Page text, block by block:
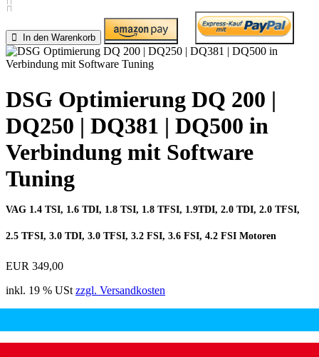
In den Warenkorb
DSG Optimierung DQ 200 |
DQ250 | DQ381 | DQ500 in
Verbindung mit Software
Tuning
VAG 1.4 TSI, 1.6 TDI, 1.8 TSI, 1.8 TFSI, 1.9TDI, 2.0 TDI, 2.0 TFSI,
2.5 TFSI, 3.0 TDI, 3.0 TFSI, 3.2 FSI, 3.6 FSI, 4.2 FSI Motoren
EUR 349,00
inkl. 19 % USt zzgl. Versandkosten